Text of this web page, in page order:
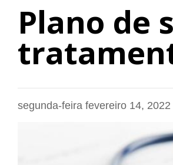
Plano de
segunda-feira fevereiro 14, 2022